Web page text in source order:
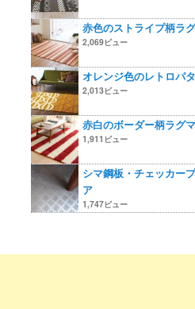
赤色のストライプ柄ラ
2,069ビュー
オレンジ色のレトロパ
2,013ビュー
赤白のボーダー柄ラグ
1,911ビュー
シマ鋼板・チェッカー
ア
1,747ビュー